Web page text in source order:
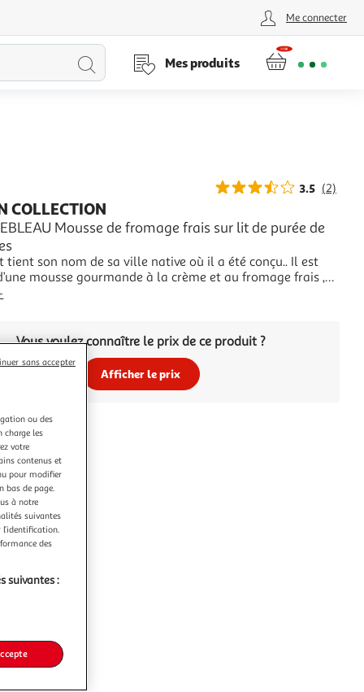
Me connecter
Lancer
Mes produits
3.5 (2)
COLLECTION
Mousse de fromage frais sur lit de purée de
tient son nom de sa ville native où il a été conçu.. Il est
mousse gourmande à la crème et au fromage frais ,
à base de purée lisse de framboises."
Vous voulez connaître le prix de ce produit ?
Afficher le prix
ou des
charge les
votre
contenus et
pour modifier
bas de page.
à notre
suivantes
des
suivantes :
sans accepter